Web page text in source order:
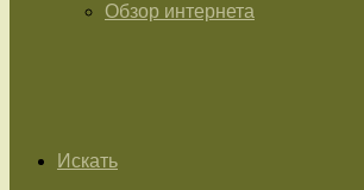
Обзор интернета
Искать